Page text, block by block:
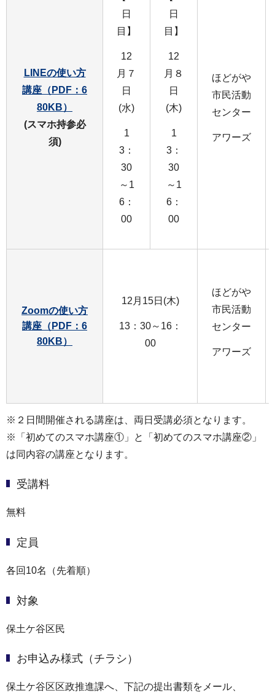
LINEの使い方
講座（PDF：6
80KB）
(スマホ持参必
須)
日
目】
12
月７
日
(水)
1
3：
30
～1
6：
00
日
目】
12
月８
日
(木)
1
3：
30
～1
6：
00
ほどがや
市民活動
センター
アワーズ
Zoomの使い方
講座（PDF：6
80KB）
12月15日(木)
13：30～16：
00
ほどがや
市民活動
センター
アワーズ
※２日間開催される講座は、両日受講必須となります。
※「初めてのスマホ講座①」と「初めてのスマホ講座②」
は同内容の講座となります。
受講料
無料
定員
各回10名（先着順）
対象
保土ケ谷区民
お申込み様式（チラシ）
保土ケ谷区区政推進課へ、下記の提出書類をメール、